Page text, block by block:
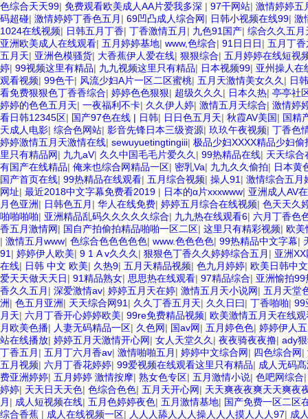
色综合天天99| 免费观看欧美成人AA片爱我多深 | 97干网站| 激情婷婷五
码超碰| 激情婷婷丁香色五月 | 69凹凸成人综合网| 日韩小视频在线99| 激
1024在线视频| 日韩五月丁香| 丁香激情五月 | 九色91国产| 综合久久五月
亚洲欧美成人在线观看| 五月婷婷基地| www,色综合| 91日日日| 五月丁
五月天| 亚洲色模骚货| 大香蕉伊人爱在线| 狠狠综合| 五月婷婷在线短视
婷| 99视频这里有精品| 九九视频这里只有精品| 日本视频99| 亚州操人在
观看视频| 99色干| 风流少妇A片一区二区蜜桃| 五月天激情美女久久 | 日
看免费狠狠色丁香香综合| 婷婷色色狠狠| 超级久久久 | 日本久热| 亭亭社
婷婷的色色五月天| 一夜福利不卡| 久久伊人婷| 激情五月天综合| 激情婷
看日韩12345区| 国产97色在线 | 日韩| 日日色五月天| 秋霞AV美国| 国精
天成人电影| 综合色网站| 影音先锋日本三级资源| 玖玖午夜视频| 丁香色
婷婷激情五月天激情在线| sewuyuetingtingiii| 极品少妇XXXX精品少妇偷
里只有精品网| 九九aV| 久久中国毛毛片爱久久 | 99热精品在线| 天天综合
有国产在线精品| 俺来也综合网精品一区| 密乳Va| 九九久久偷拍| 日本黄
国产首页在线| 99热精品在线观看| 五月综合视频| 操人91 | 激情综合五月
网址| 最近2018中文字幕免费看2019 | 日本的α片xxxwww| 亚洲成人AV
月色亚洲| 日韩色五月 | 华人在线免费| 婷婷五月综合在线视频| 色天天久
啪啪啪啪| 亚洲精品乱码久久久久久综合| 九九热在线观看6| 六月丁香色
香五月激情网| 国自产拍偷拍精品啪啪一区二区| 这里只有精彩视频| 欧美
| 激情五月www| 色综合色色色色色| www.色色色色| 99热精品中文字幕|
91 | 婷婷伊人欧美| 9 1 A v久久久 | 狠狠色丁香久久婷婷综合五月 | 亚洲XX
在线| 日韩 中文 欧美| 久热9| 五月天精品视频| 色九月婷婷| 欧美日韩中
爱天天做天天日| 91精品熟女| 思思热在线观看| 97精品综合| 亚洲愉拍
香久久五月 | 深爱激情av| 婷婷五月天在婷| 激情五月天小说网| 五月天堂
洲| 色五月亚洲| 天天综合网91 | 久久丁香五月天| 久久日曰| 丁香啪啪| 99
月天| 六月丁香开心婷婷欧美| 99re免费精品视频| 欧美激情五月天在线观
月欧美色播| 人妻无码精品一区| 久色网| 国av网| 五月婷色色| 婷婷伊人
站在线播放| 婷婷五月天激情开心网| 女人天堂久久 | 夜夜骑夜夜撸| ady
丁香五月 | 五月丁六月香av| 激情啪啪五月 | 婷婷中文综合网| 四色综合网|
五月视频| 六月丁香花婷婷| 99爱视频在线观看这里只有精品| 成人无码
费亚洲婷婷| 五月婷婷 激情按摩| 熟女色专区| 五月激情小说| 色吧网综合
婷婷| 天天日天天色| 色综合色色| 五月天开心网| 天天爽夜夜爽天天爽夜
月 | 成人短视频在线| 五月色婷婷夜色| 五月激情基地| 国产免费一区二区
综合香蕉 | 成人在线视频一区| 人人人舔人人人操人人人摸人人人97| 成